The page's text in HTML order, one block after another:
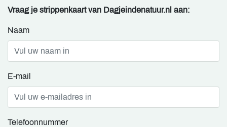
Vraag je strippenkaart van Dagjeindenatuur.nl aan:
Naam
E-mail
Telefoonnummer